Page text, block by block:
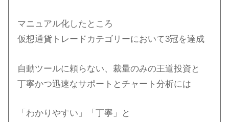
マニュアル化したところ
仮想通貨トレードカテゴリーにおいて3冠を達成
自動ツールに頼らない、裁量のみの王道投資と
丁寧かつ迅速なサポートとチャート分析には
「わかりやすい」「丁寧」と